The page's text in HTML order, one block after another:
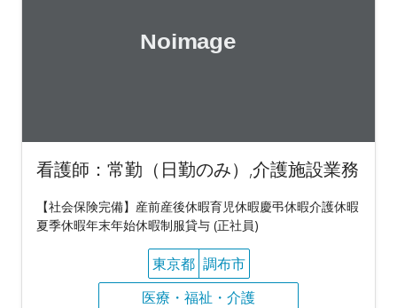
看護師：常勤（日勤のみ）,介護施設業務
【社会保険完備】産前産後休暇育児休暇慶弔休暇介護休暇
夏季休暇年末年始休暇制服貸与 (正社員)
東京都 調布市
医療・福祉・介護